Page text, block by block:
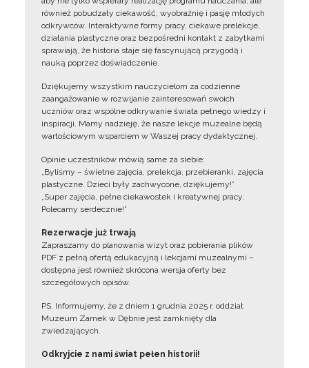
również pobudzały ciekawość, wyobraźnię i pasję młodych
odkrywców. Interaktywne formy pracy, ciekawe prelekcje,
działania plastyczne oraz bezpośredni kontakt z zabytkami
sprawiają, że historia staje się fascynującą przygodą i
nauką poprzez doświadczenie.
Dziękujemy wszystkim nauczycielom za codzienne
zaangażowanie w rozwijanie zainteresowań swoich
uczniów oraz wspólne odkrywanie świata pełnego wiedzy i
inspiracji. Mamy nadzieję, że nasze lekcje muzealne będą
wartościowym wsparciem w Waszej pracy dydaktycznej.
Opinie uczestników mówią same za siebie:
„Byliśmy – świetne zajęcia, prelekcja, przebieranki, zajęcia
plastyczne. Dzieci były zachwycone, dziękujemy!”
„Super zajęcia, pełne ciekawostek i kreatywnej pracy.
Polecamy serdecznie!”
Rezerwacje już trwają
Zapraszamy do planowania wizyt oraz pobierania plików
PDF z pełną ofertą edukacyjną i lekcjami muzealnymi –
dostępna jest również skrócona wersja oferty bez
szczegółowych opisów.
PS. Informujemy, że z dniem 1 grudnia 2025 r. oddział
Muzeum Zamek w Dębnie jest zamknięty dla
zwiedzających.
Odkryjcie z nami świat pełen historii!